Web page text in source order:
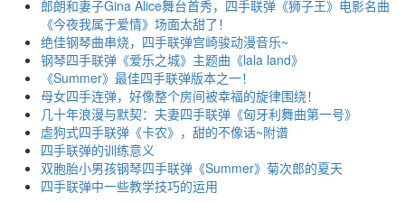
郎朗和妻子Gina Alice舞台首秀，四手联弹《狮子王》电影名曲
《今夜我属于爱情》场面太甜了！
绝佳钢琴曲串烧，四手联弹宫崎骏动漫音乐~
钢琴四手联弹《爱乐之城》主题曲《lala land》
《Summer》最佳四手联弹版本之一！
母女四手连弹，好像整个房间被幸福的旋律围绕！
几十年浪漫与默契：夫妻四手联弹《匈牙利舞曲第一号》
虐狗式四手联弹《卡农》，甜的不像话~附谱
四手联弹的训练意义
双胞胎小男孩钢琴四手联弹《Summer》菊次郎的夏天
四手联弹中一些教学技巧的运用